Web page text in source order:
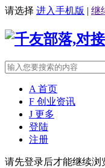
请选择 进入手机版 | 继
A 首页
F 创业资讯
J 更多
登陆
注册
请先登录后才能继续浏